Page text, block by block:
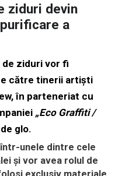
ziduri devin
a
ziduri vor fi
către tinerii artiști
în parteneriat cu
„Eco Graffiti /
glo.
unele dintre cele
și vor avea rolul de
exclusiv materiale